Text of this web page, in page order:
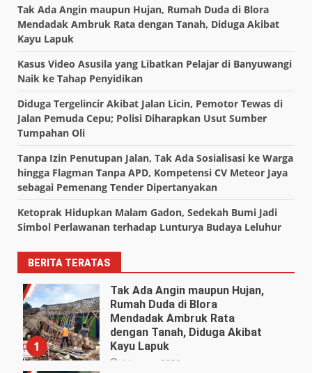
Tak Ada Angin maupun Hujan, Rumah Duda di Blora
Mendadak Ambruk Rata dengan Tanah, Diduga Akibat
Kayu Lapuk
Kasus Video Asusila yang Libatkan Pelajar di Banyuwangi
Naik ke Tahap Penyidikan
Diduga Tergelincir Akibat Jalan Licin, Pemotor Tewas di
Jalan Pemuda Cepu; Polisi Diharapkan Usut Sumber
Tumpahan Oli
Tanpa Izin Penutupan Jalan, Tak Ada Sosialisasi ke Warga
hingga Flagman Tanpa APD, Kompetensi CV Meteor Jaya
sebagai Pemenang Tender Dipertanyakan
Ketoprak Hidupkan Malam Gadon, Sedekah Bumi Jadi
Simbol Perlawanan terhadap Lunturya Budaya Leluhur
BERITA TERATAS
1
Tak Ada Angin maupun Hujan,
Rumah Duda di Blora
Mendadak Ambruk Rata
dengan Tanah, Diduga Akibat
Kayu Lapuk
4 Agustus 2026